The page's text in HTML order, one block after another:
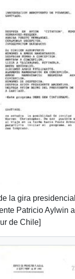
la gira presidencial
Patricio Aylwin al
de Chile]